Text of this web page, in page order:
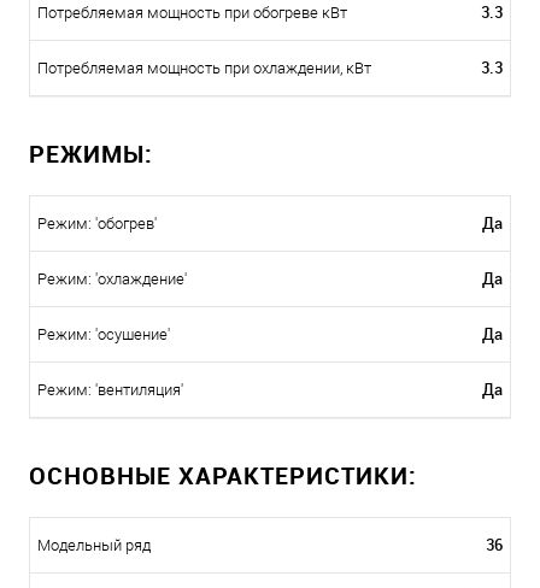
Потребляемая мощность при обогреве кВт 3.3
Потребляемая мощность при охлаждении, кВт 3.3
РЕЖИМЫ:
Режим: 'обогрев' Да
Режим: 'охлаждение' Да
Режим: 'осушение' Да
Режим: 'вентиляция' Да
ОСНОВНЫЕ ХАРАКТЕРИСТИКИ:
Модельный ряд 36